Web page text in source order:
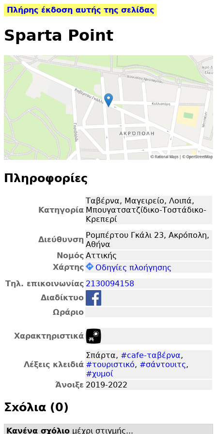
Πλήρης έκδοση αυτής της σελίδας
Sparta Point
Πληροφορίες
Κατηγορία
Ταβέρνα, Μαγειρείο, Λοιπά,
Μπουγατσατζίδικο-Τοστάδικο-
Κρεπερί
Διεύθυνση Ρομπέρτου Γκάλι 23, Ακρόπολη,
Αθήνα
Νομός Αττικής
Χάρτης
Οδηγίες πλοήγησης
Τηλ. επικοινωνίας 2130094158
Διαδίκτυο
Ωράριο
Χαρακτηριστικά
Λέξεις κλειδιά
Σπάρτα, #cafe-ταβέρνα,
#τουριστικό, #σάντουιτς,
#χυμοί
Άνοιξε 2019-2022
Σxόλια (0)
Κανένα σχόλιο μέχρι στιγμής...